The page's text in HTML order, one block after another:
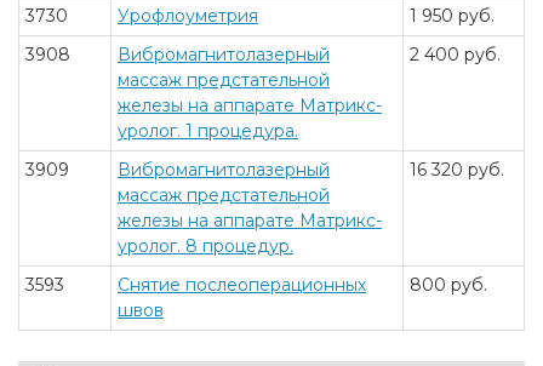
3730 Урофлоуметрия
1 950 руб.
3908
Вибромагнитолазерный
массаж предстательной
железы на аппарате Матрикс-
уролог. 1 процедура.
2 400 руб.
3909
Вибромагнитолазерный
массаж предстательной
железы на аппарате Матрикс-
уролог. 8 процедур.
16 320 руб.
3593
Снятие послеоперационных
швов
800 руб.